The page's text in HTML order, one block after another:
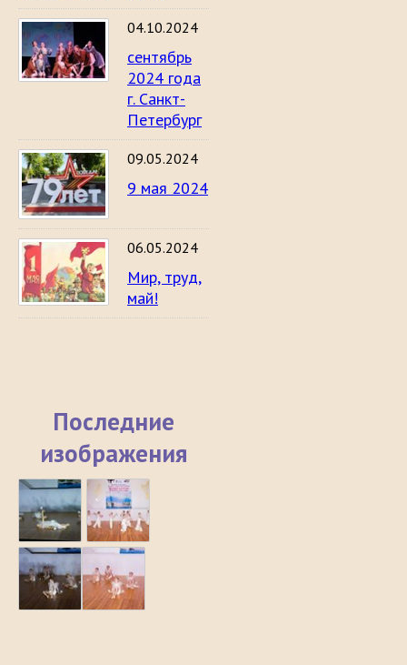
04.10.2024
сентябрь
2024 года
г. Санкт-
Петербург
09.05.2024
9 мая 2024
06.05.2024
Мир, труд,
май!
Последние
изображения